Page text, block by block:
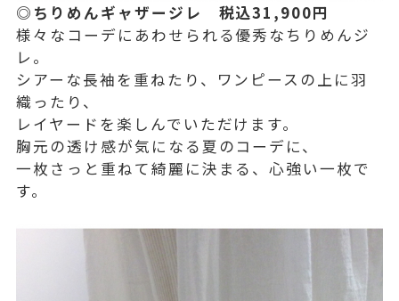
◎ちりめんギャザージレ 税込31,900円
様々なコーデにあわせられる優秀なちりめんジ
レ。
シアーな長袖を重ねたり、ワンピースの上に羽
織ったり、
レイヤードを楽しんでいただけます。
胸元の透け感が気になる夏のコーデに、
一枚さっと重ねて綺麗に決まる、心強い一枚で
す。